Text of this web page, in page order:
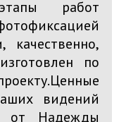
работ
по
видений
от Надежды